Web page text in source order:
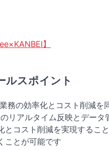
】
ルスポイント
務の効率化とコスト削減を
リアルタイム反映とデータ
コスト削減を実現すること
ことが可能です